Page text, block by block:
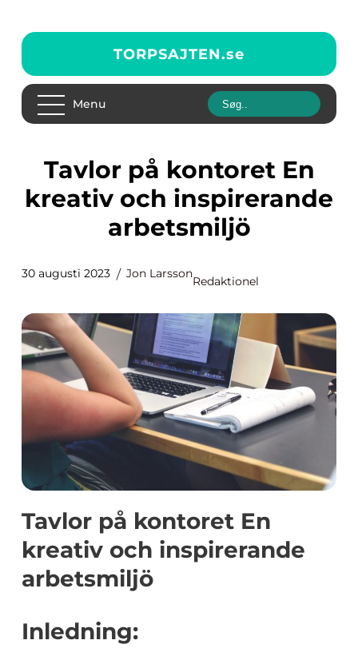
TORPSAJTEN.se
Menu
Tavlor på kontoret En
kreativ och inspirerande
arbetsmiljö
30 augusti 2023 Jon Larsson
Redaktionel
Tavlor på kontoret En
kreativ och inspirerande
arbetsmiljö
Inledning: